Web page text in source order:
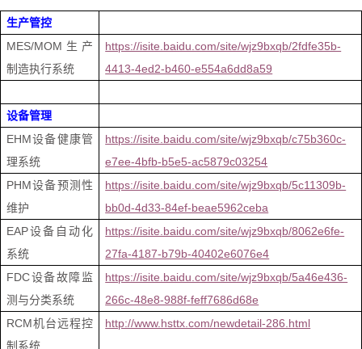
生产管控
MES/MOM 生产
制造执行系统
https://isite.baidu.com/site/wjz9bxqb/2fdfe35b-
4413-4ed2-b460-e554a6dd8a59
设备管理
EHM设备健康管
理系统
https://isite.baidu.com/site/wjz9bxqb/c75b360c-
e7ee-4bfb-b5e5-ac5879c03254
PHM设备预测性
维护
https://isite.baidu.com/site/wjz9bxqb/5c11309b-
bb0d-4d33-84ef-beae5962ceba
EAP设备自动化
系统
https://isite.baidu.com/site/wjz9bxqb/8062e6fe-
27fa-4187-b79b-40402e6076e4
FDC设备故障监
测与分类系统
https://isite.baidu.com/site/wjz9bxqb/5a46e436-
266c-48e8-988f-feff7686d68e
RCM机台远程控
制系统
http://www.hsttx.com/newdetail-286.html